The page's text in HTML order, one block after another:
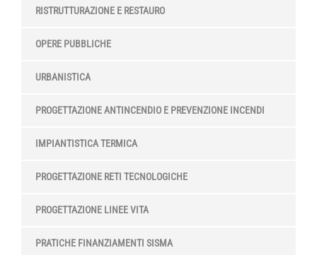
RISTRUTTURAZIONE E RESTAURO
OPERE PUBBLICHE
URBANISTICA
PROGETTAZIONE ANTINCENDIO E PREVENZIONE INCENDI
IMPIANTISTICA TERMICA
PROGETTAZIONE RETI TECNOLOGICHE
PROGETTAZIONE LINEE VITA
PRATICHE FINANZIAMENTI SISMA